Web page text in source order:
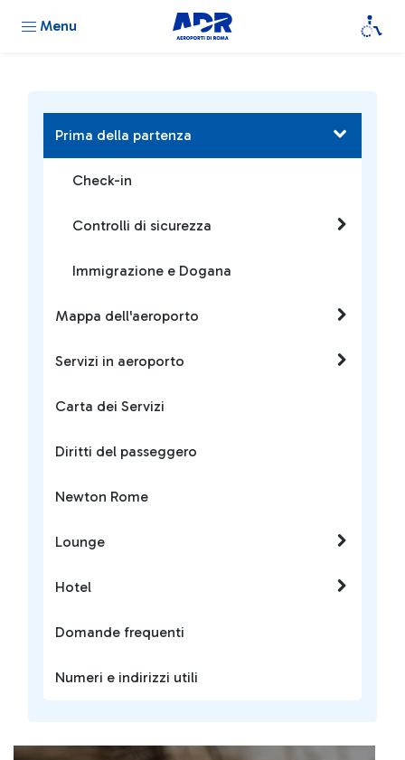
Menu
Prima della partenza
Check-in
Controlli di sicurezza
Immigrazione e Dogana
Mappa dell'aeroporto
Servizi in aeroporto
Carta dei Servizi
Diritti del passeggero
Newton Rome
Lounge
Hotel
Domande frequenti
Numeri e indirizzi utili